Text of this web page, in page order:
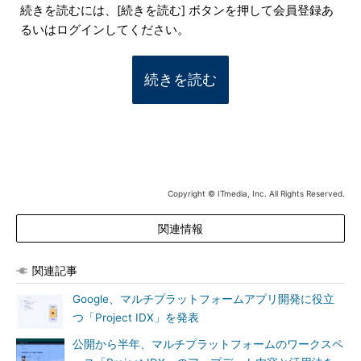
続きを読むには、[続きを読む] ボタンを押して会員登録あ
るいはログインしてください。
続きを読む
Copyright © ITmedia, Inc. All Rights Reserved.
関連情報
関連記事
Google、マルチプラットフォームアプリ開発に役立
つ「Project IDX」を発表
公開から半年、マルチプラットフォームのワークスペ